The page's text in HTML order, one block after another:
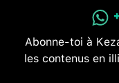
Abonne-toi à
les contenus en